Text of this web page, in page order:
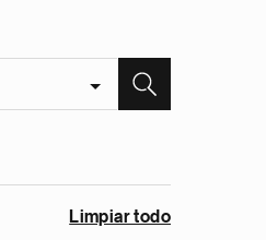
Limpiar todo